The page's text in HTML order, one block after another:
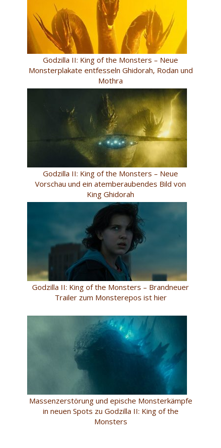
Godzilla II: King of the Monsters – Neue
Monsterplakate entfesseln Ghidorah, Rodan und
Mothra
Godzilla II: King of the Monsters – Neue
Vorschau und ein atemberaubendes Bild von
King Ghidorah
Godzilla II: King of the Monsters – Brandneuer
Trailer zum Monsterepos ist hier
Massenzerstörung und epische Monsterkämpfe
in neuen Spots zu Godzilla II: King of the
Monsters